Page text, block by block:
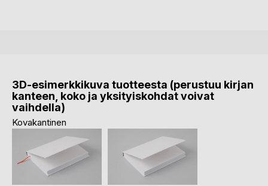
3D-esimerkkikuva tuotteesta (perustuu kirjan
kanteen, koko ja yksityiskohdat voivat
vaihdella)
Kovakantinen